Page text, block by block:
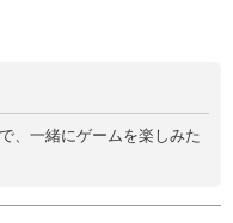
、一緒にゲームを楽しみた